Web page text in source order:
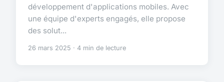
développement d'applications mobiles. Avec
une équipe d'experts engagés, elle propose
des solut...
26 mars 2025 · 4 min de lecture